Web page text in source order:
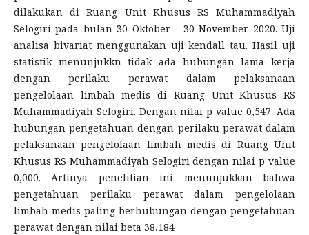
dilakukan di Ruang Unit Khusus RS Muhammadiyah
Selogiri pada bulan 30 Oktober - 30 November 2020. Uji
analisa bivariat menggunakan uji kendall tau. Hasil uji
statistik menunjukkn tidak ada hubungan lama kerja
dengan perilaku perawat dalam pelaksanaan
pengelolaan limbah medis di Ruang Unit Khusus RS
Muhammadiyah Selogiri. Dengan nilai p value 0,547. Ada
hubungan pengetahuan dengan perilaku perawat dalam
pelaksanaan pengelolaan limbah medis di Ruang Unit
Khusus RS Muhammadiyah Selogiri dengan nilai p value
0,000. Artinya penelitian ini menunjukkan bahwa
pengetahuan perilaku perawat dalam pengelolaan
limbah medis paling berhubungan dengan pengetahuan
perawat dengan nilai beta 38,184